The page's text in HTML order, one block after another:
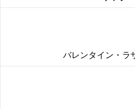
バレンタイン・ラ